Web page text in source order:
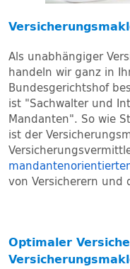
Als unabhängiger
handeln wir ganz in
Bundesgerichtshof
ist "Sachwalter und
Mandanten". So wie
ist der
von Versicherern und
Optimaler